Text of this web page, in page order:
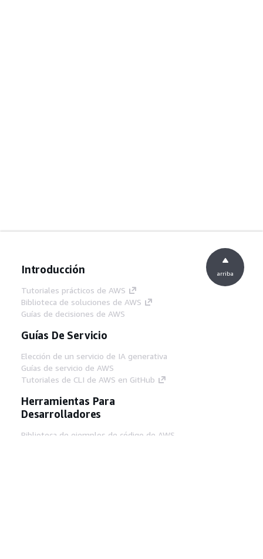
Introducción
Tutoriales prácticos de AWS
Biblioteca de soluciones de AWS
Guías de decisiones de AWS
Guías De Servicio
Elección de un servicio de IA generativa
Guías de servicio de AWS
Tutoriales de CLI de AWS en GitHub
Herramientas Para
Desarrolladores
Biblioteca de ejemplos de código de AWS
arriba